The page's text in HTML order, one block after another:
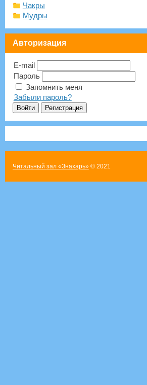
Чакры
Мудры
Авторизация
E-mail
Пароль
Запомнить меня
Забыли пароль?
Читальный зал «Знахарь»© 2021